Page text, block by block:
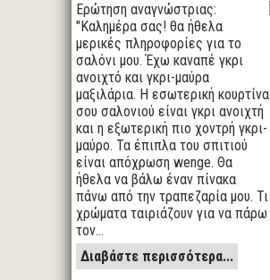
Ερώτηση αναγνώστριας:
"Καλημέρα σας! θα ήθελα
μερικές πληροφορίες για το
σαλόνι μου. Έχω καναπέ γκρι
ανοιχτό και γκρι-μαύρα
μαξιλάρια. Η εσωτερική κουρτίνα
σου σαλονιού είναι γκρι ανοιχτή
και η εξωτερική πιο χοντρή γκρι-
μαύρο. Τα έπιπλα του σπιτιού
είναι απόχρωση wenge. Θα
ήθελα να βάλω έναν πίνακα
πάνω από την τραπεζαρία μου. Τι
χρώματα ταιριάζουν για να πάρω
τον…
Διαβάστε περισσότερα...